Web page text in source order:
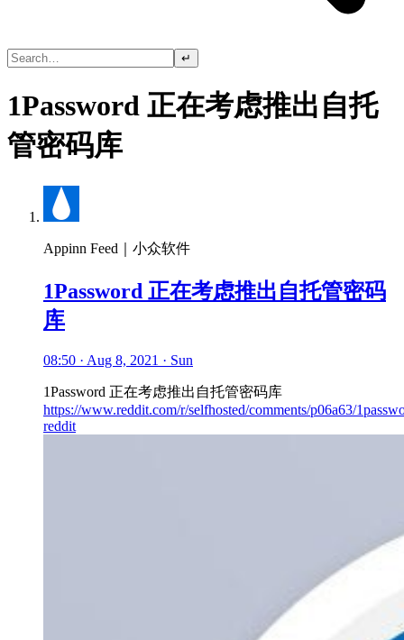
↵
1Password 正在考虑推出自托
管密码库
Appinn Feed｜小众软件
1Password 正在考虑推出自托管密码
库
08:50 · Aug 8, 2021 · Sun
1Password 正在考虑推出自托管密码库
https://www.reddit.com/r/selfhosted/comments/p06a63/
reddit